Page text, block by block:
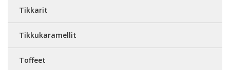
Tikkarit
Tikkukaramellit
Toffeet